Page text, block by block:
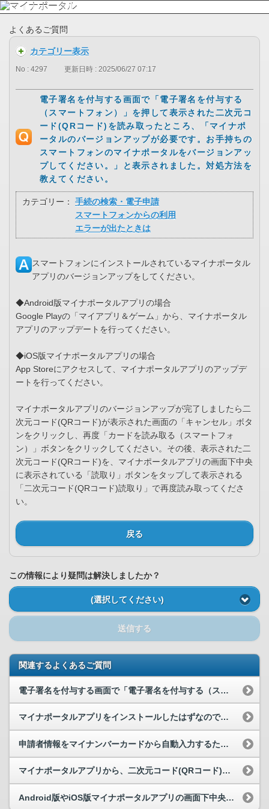
よくあるご質問
カテゴリー表示
No : 4297 更新日時 : 2025/06/27 07:17
電子署名を付与する画面で「電子署名を付与する
（スマートフォン）」を押して表示された二次元コ
ード(QRコード)を読み取ったところ、「マイナポ
ータルのバージョンアップが必要です。お手持ちの
スマートフォンのマイナポータルをバージョンアッ
プしてください。」と表示されました。対処方法を
教えてください。
カテゴリー：
手続の検索・電子申請
スマートフォンからの利用
エラーが出たときは
スマートフォンにインストールされているマイナポータル
アプリのバージョンアップをしてください。
◆Android版マイナポータルアプリの場合
Google Playの「マイアプリ＆ゲーム」から、マイナポータル
アプリのアップデートを行ってください。
◆iOS版マイナポータルアプリの場合
App Storeにアクセスして、マイナポータルアプリのアップデ
ートを行ってください。
マイナポータルアプリのバージョンアップが完了しましたら二
次元コード(QRコード)が表示された画面の「キャンセル」ボタ
ンをクリックし、再度「カードを読み取る（スマートフォ
ン）」ボタンをクリックしてください。その後、表示された二
次元コード(QRコード)を、マイナポータルアプリの画面下中央
に表示されている「読取り」ボタンをタップして表示される
「二次元コード(QRコード)読取り」で再度読み取ってくださ
い。
戻る
この情報により疑問は解決しましたか？
(選択してください)
送信する
関連するよくあるご質問
電子署名を付与する画面で「電子署名を付与する（スマートフォン）」を押して、二次元コード(QRコ...
マイナポータルアプリをインストールしたはずなのですが、「電子署名を付与する（ICカードリーダラ...
申請者情報をマイナンバーカードから自動入力するために「カードを読み取る（スマートフォン）」を押...
マイナポータルアプリから、二次元コード(QRコード)を使ったログインができません。
Android版やiOS版マイナポータルアプリの画面下中央に表示されている「読取り」ボタンをタ...